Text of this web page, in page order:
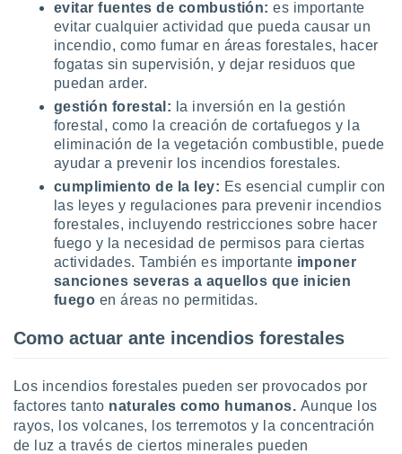
momento
en
o acceder
datos
perfiles
utilizar
evitar fuentes de combustión:es importante
evitar cualquier actividad que pueda causar un
incendio, como fumar en áreas forestales, hacer
fogatas sin supervisión, y dejar residuos que
puedan arder.
gestión forestal: la inversión en la gestión
forestal, como la creación de cortafuegos y la
eliminación de la vegetación combustible, puede
ayudar a prevenir los incendios forestales.
cumplimiento de la ley: Es esencial cumplir con
las leyes y regulaciones para prevenir incendios
forestales, incluyendo restricciones sobre hacer
fuego y la necesidad de permisos para ciertas
actividades. También es importante imponer
sanciones severas a aquellos que inicien
fuego en áreas no permitidas.
Como actuar ante incendios forestales
Los incendios forestales pueden ser provocados por
factores tanto naturales como humanos. Aunque los
rayos, los volcanes, los terremotos y la concentración
de luz a través de ciertos minerales pueden